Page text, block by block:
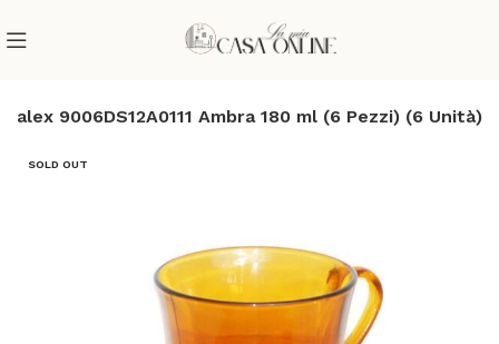
9006DS12A0111 Ambra 180 ml (6 Pezzi) (6 Unità)
SOLD OUT